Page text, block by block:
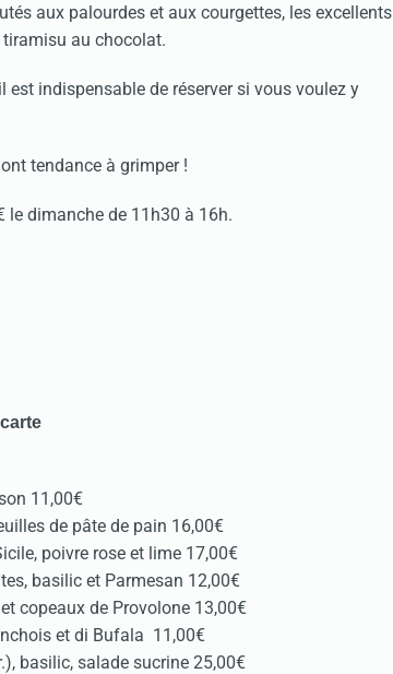
aux palourdes et aux courgettes, les excellents
au chocolat.
indispensable de réserver si vous voulez y
tendance à grimper !
le dimanche de 11h30 à 16h.
11,00€
de pâte de pain 16,00€
poivre rose et lime 17,00€
basilic et Parmesan 12,00€
copeaux de Provolone 13,00€
et di Bufala 11,00€
basilic, salade sucrine 25,00€